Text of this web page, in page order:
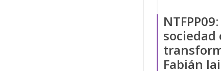
sociedad
Fabián